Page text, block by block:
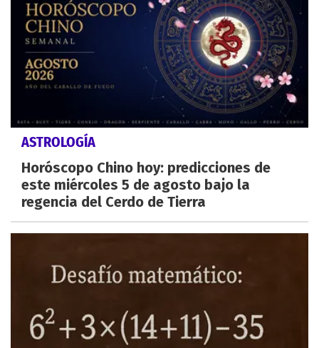
ASTROLOGÍA
Horóscopo Chino hoy: predicciones de
este miércoles 5 de agosto bajo la
regencia del Cerdo de Tierra